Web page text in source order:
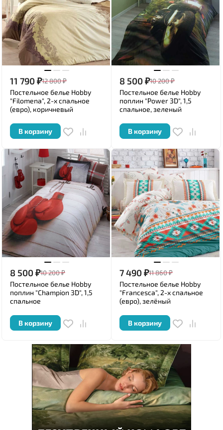
11 790₽12 800₽
Постельное белье Hobby
"Filomena", 2-х спальное
(евро), коричневый
В корзину
8 500₽10 200₽
Постельное белье Hobby
поплин "Power 3D", 1,5
спальное, зеленый
В корзину
8 500₽10 200₽
Постельное белье Hobby
поплин "Champion 3D", 1,5
спальное
В корзину
7 490₽11 860₽
Постельное белье Hobby
"Francesca", 2-х спальное
(евро), зелёный
В корзину